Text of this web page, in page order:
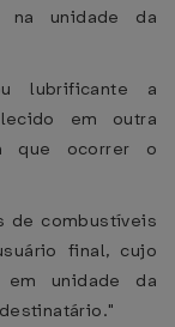
na unidade da
lubrificante a
em outra
que ocorrer o
de combustíveis
final, cujo
em unidade da